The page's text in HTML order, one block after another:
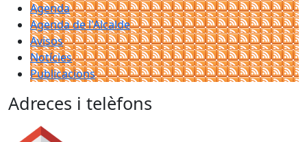
Agenda
Agenda de l'Alcalde
Avisos
Notícies
Publicacions
Adreces i telèfons